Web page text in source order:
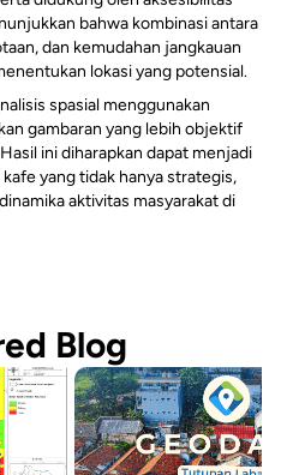
bahwa kombinasi antara
dan kemudahan jangkauan
lokasi yang potensial.
spasial menggunakan
gambaran yang lebih objektif
ini diharapkan dapat menjadi
yang tidak hanya strategis,
aktivitas masyarakat di
Blog